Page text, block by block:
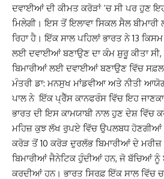
ਦਵਾਈਆਂ ਦੀ ਕੀਮਤ ਕਰੋੜਾਂ ‘ਚ ਸੀ ਪਰ ਹੁਣ
ਮਿਲੇਗੀ। ਇਸ ਤੋਂ ਇਲਾਵਾ ਸਿਕਲ ਸੈਲ
ਰਿਹਾ ਹੈ। ਇੱਕ ਸਾਲ ਪਹਿਲਾਂ ਭਾਰਤ ਨੇ 13
ਲਈ ਦਵਾਈਆਂ ਬਣਾਉਣ ਦਾ ਕੰਮ ਸ਼ੁਰੂ ਕੀਤਾ ਸੀ,
ਬਿਮਾਰੀਆਂ ਲਈ ਦਵਾਈਆਂ ਬਣਾਉਣ ਵਿੱਚ ਸਫ਼ਲ
ਮੰਤਰੀ ਡਾ: ਮਨਸੁਖ ਮਾਂਡਵੀਆ ਅਤੇ ਨੀਤੀ
ਪਾਲ ਨੇ ਇੱਕ ਪ੍ਰੈੱਸ ਕਾਨਫਰੰਸ ਵਿੱਚ ਇਹ
ਭਾਰਤ ਦੀ ਇਸ ਕਾਮਯਾਬੀ ਨਾਲ ਹੁਣ ਦੇਸ਼
ਮਹਿਜ਼ ਕੁਝ ਲੱਖ ਰੁਪਏ ਵਿੱਚ ਉਪਲਬਧ
ਕਰੋੜ ਤੋਂ 10 ਕਰੋੜ ਦੁਰਲੱਭ ਬਿਮਾਰੀਆਂ ਦੇ
ਬਿਮਾਰੀਆਂ ਜੈਨੇਟਿਕ ਹੁੰਦੀਆਂ ਹਨ, ਜੋ ਬੱਚਿਆਂ ਨੂੰ
ਕਰਦੀਆਂ ਹਨ। ਭਾਰਤ ਸਿਰਫ਼ ਇੱਕ ਸਾਲ ਵਿੱਚ